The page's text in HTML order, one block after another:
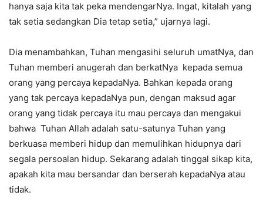
hanya saja kita tak peka mendengarNya. Ingat, kitalah yang
tak setia sedangkan Dia tetap setia,” ujarnya lagi.
Dia menambahkan, Tuhan mengasihi seluruh umatNya, dan
Tuhan memberi anugerah dan berkatNya kepada semua
orang yang percaya kepadaNya. Bahkan kepada orang
yang tak percaya kepadaNya pun, dengan maksud agar
orang yang tidak percaya itu mau percaya dan mengakui
bahwa Tuhan Allah adalah satu-satunya Tuhan yang
berkuasa memberi hidup dan memulihkan hidupnya dari
segala persoalan hidup. Sekarang adalah tinggal sikap kita,
apakah kita mau bersandar dan berserah kepadaNya atau
tidak.